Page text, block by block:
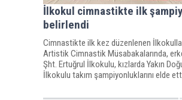
İlkokul cimnastikte ilk
belirlendi
Cimnastikte ilk kez düzenlenen
Artistik Cimnastik Müsabakalarında,
Şht. Ertuğrul İlkokulu, kızlarda Yakın
İlkokulu takım şampiyonluklarını elde